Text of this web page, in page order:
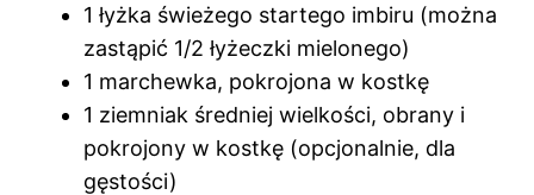
1 łyżka świeżego startego imbiru (można
zastąpić 1/2 łyżeczki mielonego)
1 marchewka, pokrojona w kostkę
1 ziemniak średniej wielkości, obrany i
pokrojony w kostkę (opcjonalnie, dla
gęstości)